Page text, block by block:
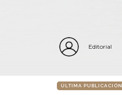
Editorial
ÚLTIMA PUBLICACIÓN